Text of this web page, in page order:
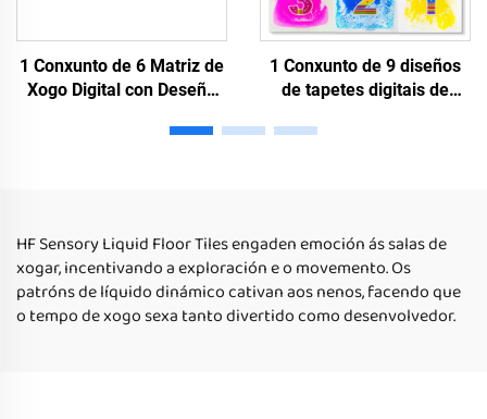
1 Conxunto de 6 Matriz de
Xogo Digital con Deseño
de Rellano Educativo para
1 Conxunto de 9 diseños
de tapetes digitais de
xogar en interiores
HF Sensory Liquid Floor Tiles engaden emoción ás salas de
xogar, incentivando a exploración e o movemento. Os
patróns de líquido dinámico cativan aos nenos, facendo que
o tempo de xogo sexa tanto divertido como desenvolvedor.